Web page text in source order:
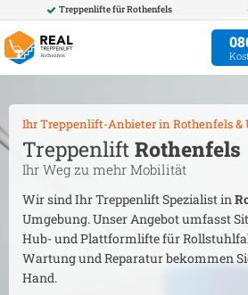
Treppenlifte fürRothenfels
Ihr Treppenlift-Anbieter in Rothenfels&
Treppenlift Rothenfels
Ihr Weg zu mehr Mobilität
Wir sind Ihr Treppenlift Spezialist in
Umgebung. Unser Angebot umfasst
Hub- und Plattformlifte für
Wartung und Reparatur bekommen
Hand.